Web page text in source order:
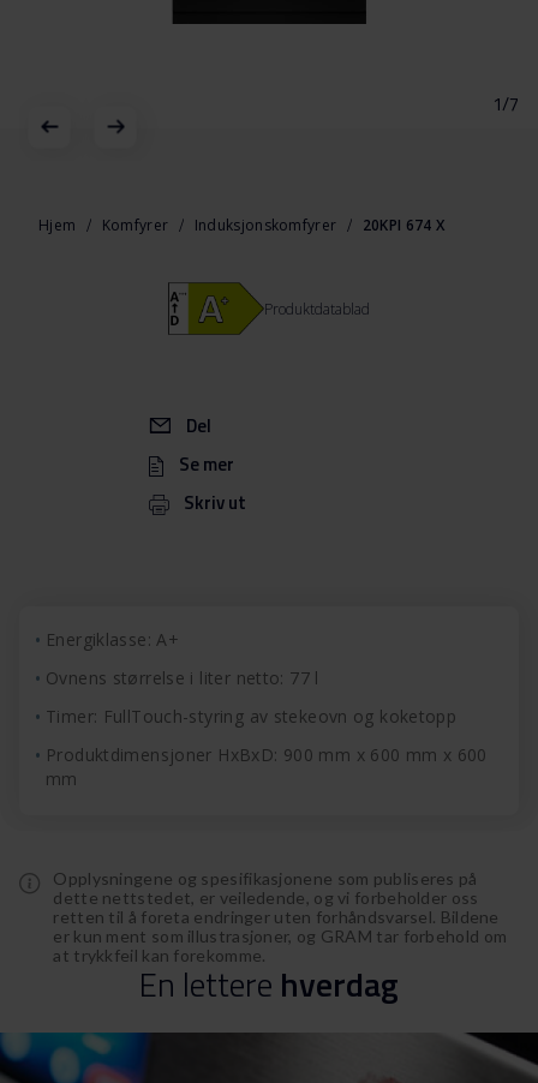
1/7
begynnelsen
Hjem Komfyrer Induksjonskomfyrer 20KPI 674 X
Del
Se mer
Skriv ut
Produktdatablad
Energiklasse: A+
Ovnens størrelse i liter netto: 77 l
Timer: FullTouch-styring av stekeovn og koketopp
Produktdimensjoner HxBxD: 900 mm x 600 mm x 600
mm
Opplysningene og spesifikasjonene som publiseres på
dette nettstedet, er veiledende, og vi forbeholder oss
retten til å foreta endringer uten forhåndsvarsel. Bildene
er kun ment som illustrasjoner, og GRAM tar forbehold om
at trykkfeil kan forekomme.
En lettere hverdag